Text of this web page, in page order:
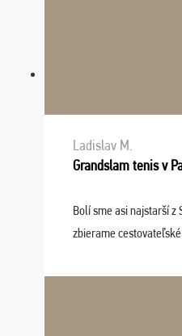
Ladislav M.
Grandslam tenis v
Bolí sme asi najstarší z
zbierame
osudu - pohodový